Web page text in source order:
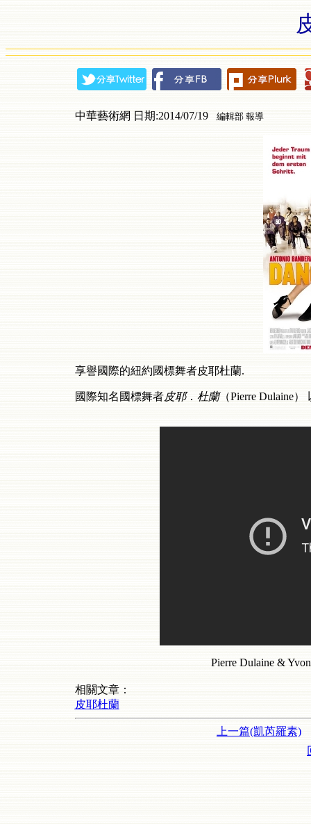
中華藝術網 日期:2014/07/19 編輯部 報導
享譽國際的紐約國標舞者皮耶杜蘭.
國際知名國標舞者皮耶． 杜蘭（Pierre Dulaine
Pierre Dulaine &
相關文章：
皮耶杜蘭
上一篇(凱芮羅素)